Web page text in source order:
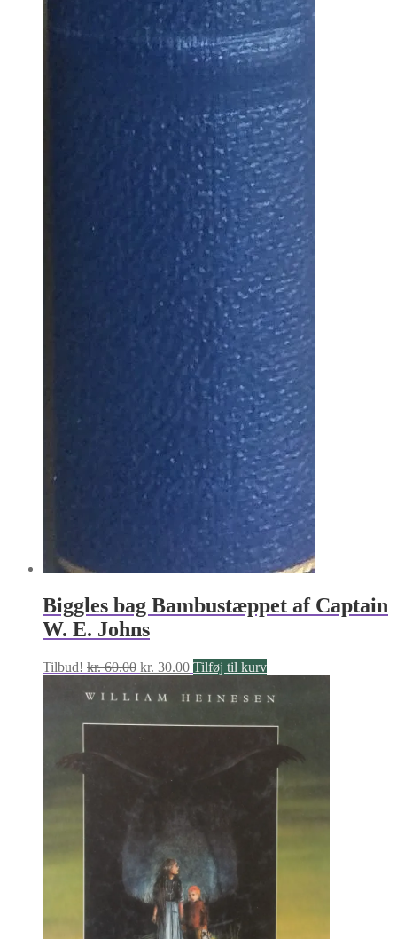
Biggles bag Bambustæppet af Captain
W. E. Johns
Tilbud! kr.60.00 Den
pris
kr. 60.00.
kr. 30.00Den
pris
kr. 30.00.
Tilføj til kurv